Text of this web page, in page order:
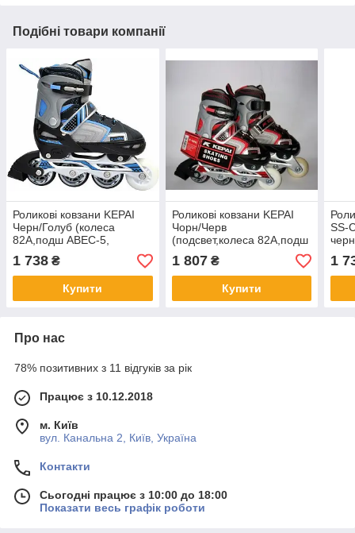
Подібні товари компанії
Роликові ковзани KEPAI
Черн/Голуб (колеса
82A,подш ABEC-5,
настраив.розмір S/30-33)
SS-CHIN-F1-V6 30-33 че/
го (Роликові ковзани
1 738 ₴
Купити
Роликові ковзани KEPAI
Чорн/Черв
(подсвет,колеса 82A,подш
ABEC-5, настраив.розмір
S/30-33) SS-CHIN-F1-V6
30-33 че/кр (Роликові
1 807₴
Купити
SS-
33
1
Про нас
78% позитивних з 11 відгуків за рік
Працює з 10.12.2018
м. Київ
вул. Канальна 2, Київ, Україна
Контакти
Сьогодні працює з 10:00 до 18:00
Показати весь графік роботи